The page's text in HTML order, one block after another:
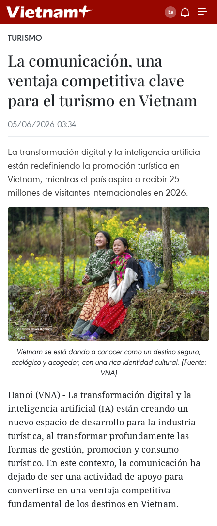
TURISMO
La comunicación, una
ventaja competitiva clave
para el turismo en Vietnam
05/06/2026 03:34
La transformación digital y la inteligencia artificial
están redefiniendo la promoción turística en
Vietnam, mientras el país aspira a recibir 25
millones de visitantes internacionales en 2026.
Vietnam se está dando a conocer como un destino seguro,
ecológico y acogedor, con una rica identidad cultural. (Fuente:
VNA)
Hanoi (VNA) - La transformación digital y la
inteligencia artificial (IA) están creando un
nuevo espacio de desarrollo para la industria
turística, al transformar profundamente las
formas de gestión, promoción y consumo
turístico. En este contexto, la comunicación ha
dejado de ser una actividad de apoyo para
convertirse en una ventaja competitiva
fundamental de los destinos en Vietnam.